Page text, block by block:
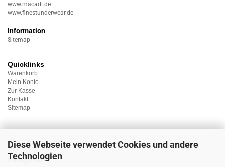
Diese Webseite verwendet Cookies und andere
Technologien
www.macadi.de
www.finestunderwear.de
Information
Sitemap
Quicklinks
Warenkorb
Mein Konto
Zur Kasse
Kontakt
Sitemap
Kategorien